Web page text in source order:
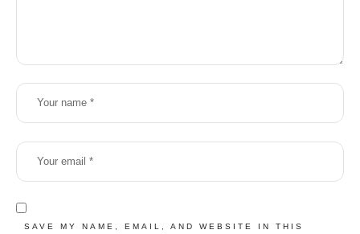
SAVE MY NAME, EMAIL, AND WEBSITE IN THIS